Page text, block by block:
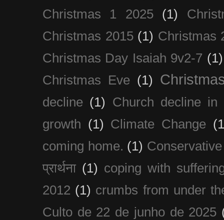
Christmas 1 2025
(1)
Christmas 2015 (1) Christmas
Christmas Day Isaiah 9v2-7 (1)
Christmas Eve (1)
decline (1)
Church decline
growth (1) Climate Change
coming home. (1)
प्रार्थना (1) coping with
2012 (1) crumbs from under
Culto de 22 de junho de 2025